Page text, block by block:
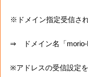
※ドメイン指定受信さ
⇒ ドメイン名「morio-
※アドレスの受信設定を